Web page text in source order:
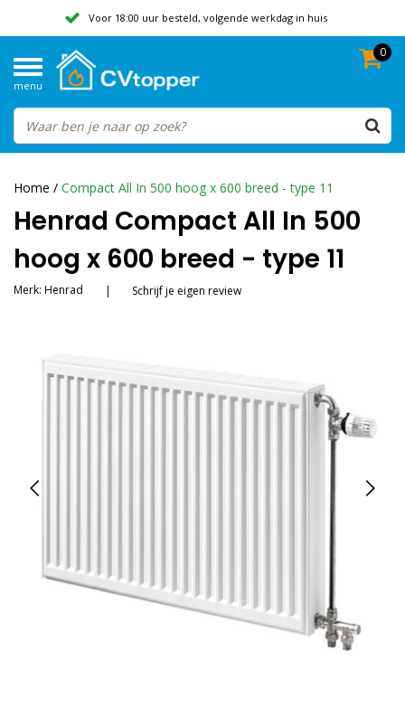
Voor 18:00 uur besteld, volgende werkdag in huis
Beoordeeld met een 9,8
menu
0
Home / Compact All In 500 hoog x 600 breed - type 11
Henrad Compact All In 500
hoog x 600 breed - type 11
Merk: Henrad | Schrijf je eigen review